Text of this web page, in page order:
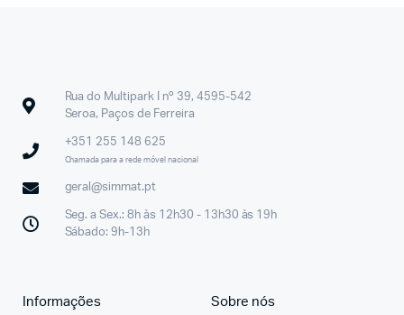
Rua do Multipark I nº 39, 4595-542
Seroa, Paços de Ferreira
+351 255 148 625
Chamada para a rede móvel nacional
geral@simmat.pt
Seg. a Sex.: 8h às 12h30 - 13h30 às 19h
Sábado: 9h-13h
Informações Sobre nós